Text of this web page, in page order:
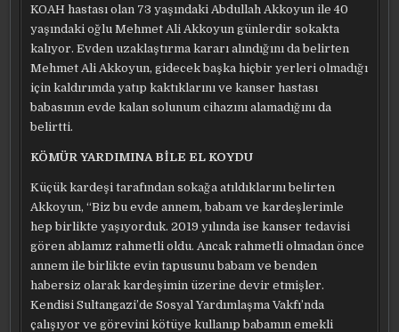
KOAH hastası olan 73 yaşındaki Abdullah Akkoyun ile 40
yaşındaki oğlu Mehmet Ali Akkoyun günlerdir sokakta
kalıyor. Evden uzaklaştırma kararı alındığını da belirten
Mehmet Ali Akkoyun, gidecek başka hiçbir yerleri olmadığı
için kaldırımda yatıp kaktıklarını ve kanser hastası
babasının evde kalan solunum cihazını alamadığını da
belirtti.
KÖMÜR YARDIMINA BİLE EL KOYDU
Küçük kardeşi tarafından sokağa atıldıklarını belirten
Akkoyun, “Biz bu evde annem, babam ve kardeşlerimle
hep birlikte yaşıyorduk. 2019 yılında ise kanser tedavisi
gören ablamız rahmetli oldu. Ancak rahmetli olmadan önce
annem ile birlikte evin tapusunu babam ve benden
habersiz olarak kardeşimin üzerine devir etmişler.
Kendisi Sultangazi’de Sosyal Yardımlaşma Vakfı’nda
çalışıyor ve görevini kötüye kullanıp babamın emekli